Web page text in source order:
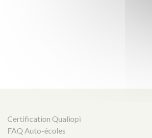
Certification Qualiopi
FAQ Auto-écoles